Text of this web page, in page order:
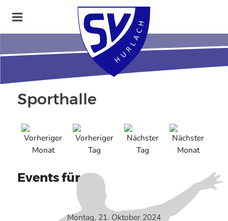
Sporthalle
Events für
Montag, 21. Oktober 2024